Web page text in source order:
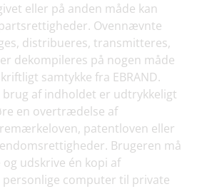
eller på anden måde kan
Ovennævnte
distribueres, transmitteres,
dekompileres på nogen måde
samtykke fra EBRAND.
af indholdet er udtrykkeligt
en overtrædelse af
patentloven eller
Brugeren må
udskrive én kopi af
computer til private